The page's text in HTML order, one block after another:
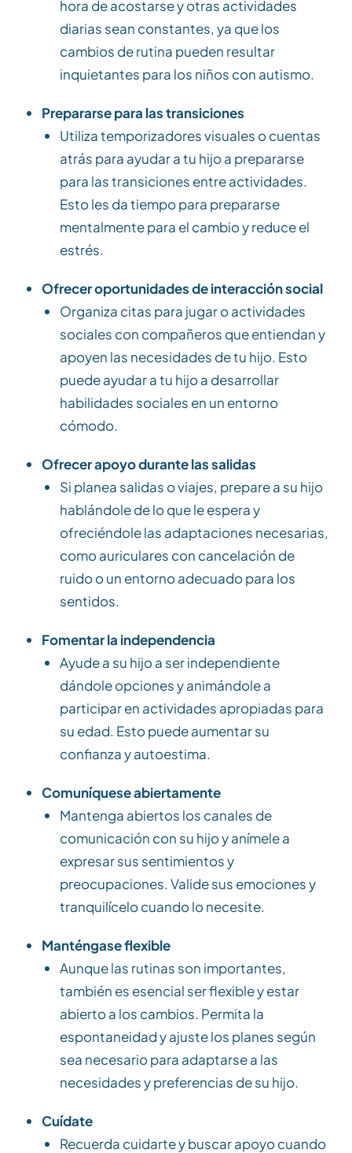
hora de acostarse y otras actividades
diarias sean constantes, ya que los
cambios de rutina pueden resultar
inquietantes para los niños con autismo.
Prepararse para las transiciones
Utiliza temporizadores visuales o cuentas
atrás para ayudar a tu hijo a prepararse
para las transiciones entre actividades.
Esto les da tiempo para prepararse
mentalmente para el cambio y reduce el
estrés.
Ofrecer oportunidades de interacción social
Organiza citas para jugar o actividades
sociales con compañeros que entiendan y
apoyen las necesidades de tu hijo. Esto
puede ayudar a tu hijo a desarrollar
habilidades sociales en un entorno
cómodo.
Ofrecer apoyo durante las salidas
Si planea salidas o viajes, prepare a su hijo
hablándole de lo que le espera y
ofreciéndole las adaptaciones necesarias,
como auriculares con cancelación de
ruido o un entorno adecuado para los
sentidos.
Fomentar la independencia
Ayude a su hijo a ser independiente
dándole opciones y animándole a
participar en actividades apropiadas para
su edad. Esto puede aumentar su
confianza y autoestima.
Comuníquese abiertamente
Mantenga abiertos los canales de
comunicación con su hijo y anímele a
expresar sus sentimientos y
preocupaciones. Valide sus emociones y
tranquilícelo cuando lo necesite.
Manténgase flexible
Aunque las rutinas son importantes,
también es esencial ser flexible y estar
abierto a los cambios. Permita la
espontaneidad y ajuste los planes según
sea necesario para adaptarse a las
necesidades y preferencias de su hijo.
Cuídate
Recuerda cuidarte y buscar apoyo cuando